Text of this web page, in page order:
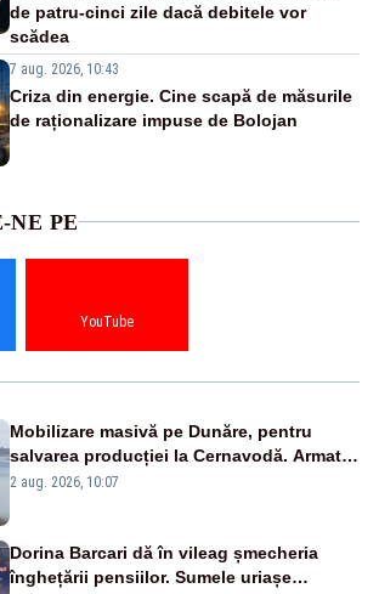
de patru-cinci zile dacă debitele vor
scădea
7 aug. 2026, 10:43
Criza din energie. Cine scapă de măsurile
de raționalizare impuse de Bolojan
NE PE
YouTube
Mobilizare masivă pe Dunăre, pentru
salvarea producției la Cernavodă. Armata
va detona o stâncă și va devia apa
2 aug. 2026, 10:07
Dorina Barcari dă în vileag șmecheria
înghețării pensiilor. Sumele uriașe